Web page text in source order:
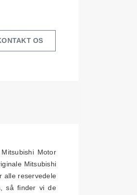
OS
Motor
Mitsubishi
alle reservedele
så finder vi de